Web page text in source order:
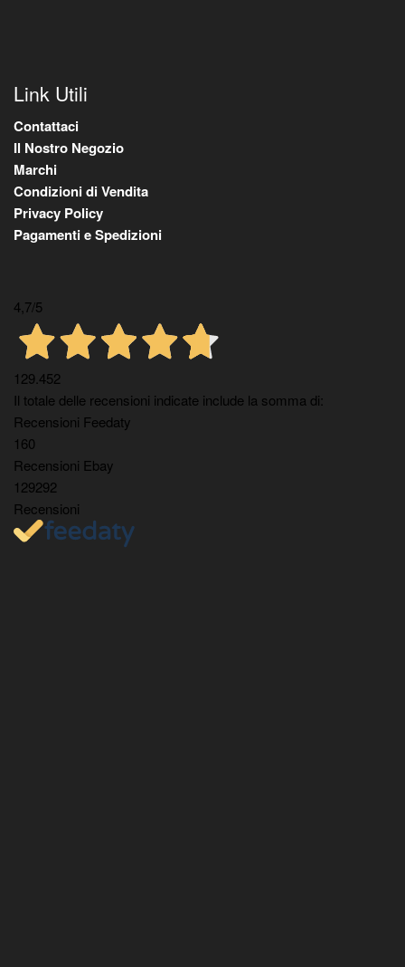
Link Utili
Contattaci
Il Nostro Negozio
Marchi
Condizioni di Vendita
Privacy Policy
Pagamenti e Spedizioni
4,7/5
129.452
Il totale delle recensioni indicate include la somma di:
Recensioni Feedaty
160
Recensioni Ebay
129292
Recensioni